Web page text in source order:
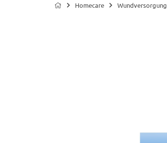
Homecare Wundversorgung